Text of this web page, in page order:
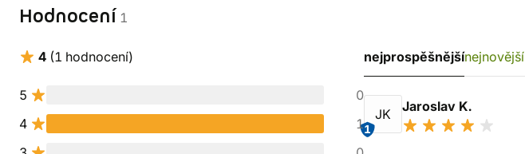
Hodnocení 1
4 (1 hodnocení)
5
0
4
1
nejprospěšnějšínejnovější
JK
1
Jaroslav K.